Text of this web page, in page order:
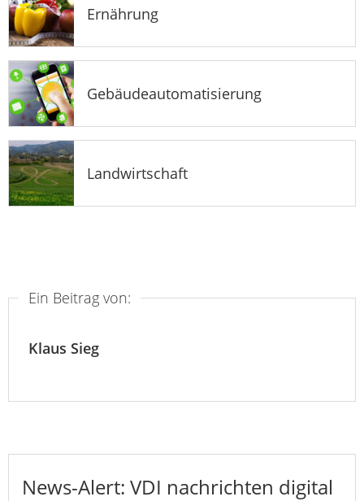
Ernährung
Gebäudeautomatisierung
Landwirtschaft
Ein Beitrag von:
Klaus Sieg
News-Alert: VDI nachrichten digital